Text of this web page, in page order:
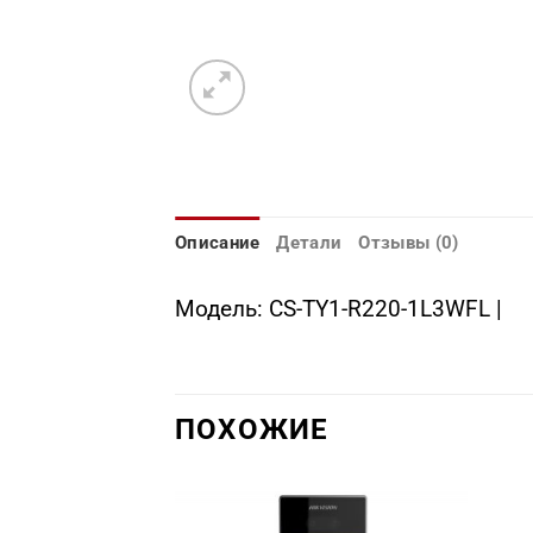
Описание Детали Отзывы (0)
Модель: CS-TY1-R220-1L3WFL |
ПОХОЖИЕ